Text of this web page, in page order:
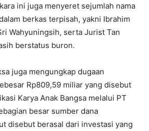
ini juga menyeret sejumlah nama
berkas terpisah, yakni Ibrahim
Wahyuningsih, serta Jurist Tan
berstatus buron.
juga mengungkap dugaan
Rp809,59 miliar yang disebut
Karya Anak Bangsa melalui PT
besar sumber dana
disebut berasal dari investasi yang